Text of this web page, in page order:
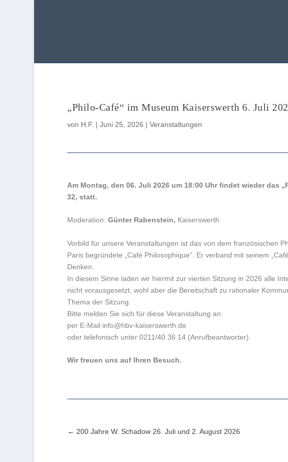
„Philo-Café“ im Museum Kaiserswerth 6. Juli
von H.F. | Juni 25, 2026 | Veranstaltungen
Am Montag, den 06. Juli 2026 um 18:00 Uhr findet wieder das
32, statt.
Moderation: Günter Rabenstein, Kaiserswerth
Vorbild für unsere Veranstaltungen ist das von dem französischen
Paris begründete „Café Philosophique“. Er verband mit seinem
Denken.
In diesem Sinne laden wir hiermit zur vierten Sitzung in 2026 alle
nicht vorausgesetzt, wohl aber die Bereitschaft zu rationaler
Thema der Sitzung.
Bitte melden Sie sich für diese Veranstaltung an:
per E-Mail info@hbv-kaiserswerth.de
oder telefonisch unter 0211/40 36 14 (Anrufbeantworter).
Wir freuen uns auf Ihren Besuch.
200 Jahre W. Schadow 26. Juli und 2. August 2026